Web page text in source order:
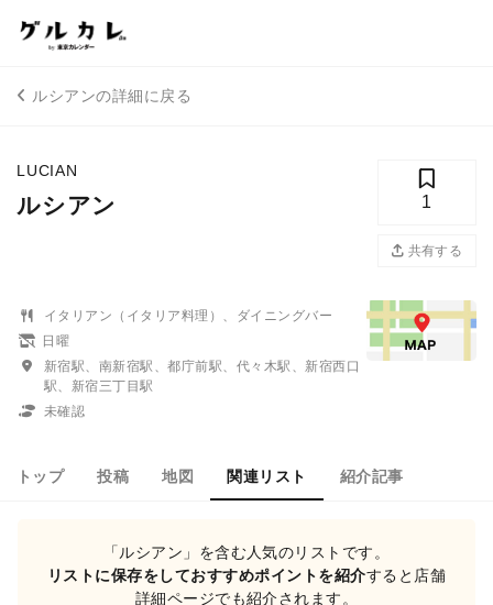
ルシアンの詳細に戻る
LUCIAN
ルシアン 1
共有する
イタリアン（イタリア料理）、ダイニングバー
日曜
新宿駅、南新宿駅、都庁前駅、代々木駅、新宿西口
駅、新宿三丁目駅
未確認
トップ 投稿 地図 関連リスト 紹介記事
「ルシアン」を含む人気のリストです。
リストに保存をしておすすめポイントを紹介すると店舗
詳細ページでも紹介されます。